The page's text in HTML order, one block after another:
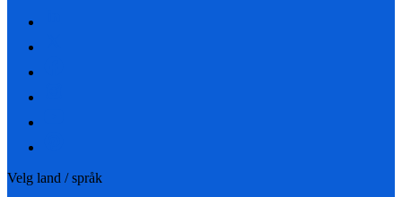
Velg land / språk